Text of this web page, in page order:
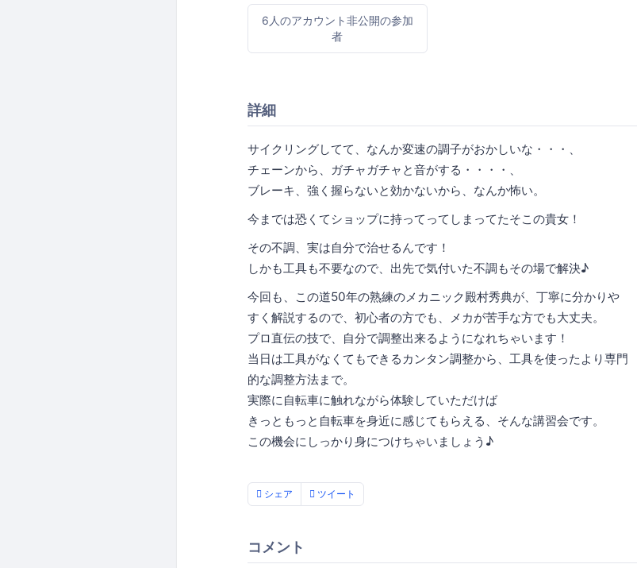
6人のアカウント非公開の参加
者
詳細
サイクリングしてて、なんか変速の調子がおかしいな・・・、
チェーンから、ガチャガチャと音がする・・・・、
ブレーキ、強く握らないと効かないから、なんか怖い。
今までは恐くてショップに持ってってしまってたそこの貴女！
その不調、実は自分で治せるんです！
しかも工具も不要なので、出先で気付いた不調もその場で解決♪
今回も、この道50年の熟練のメカニック殿村秀典が、丁寧に分かりや
すく解説するので、初心者の方でも、メカが苦手な方でも大丈夫。
プロ直伝の技で、自分で調整出来るようになれちゃいます！
当日は工具がなくてもできるカンタン調整から、工具を使ったより専門
的な調整方法まで。
実際に自転車に触れながら体験していただけば
きっともっと自転車を身近に感じてもらえる、そんな講習会です。
この機会にしっかり身につけちゃいましょう♪
シェア ツイート
コメント